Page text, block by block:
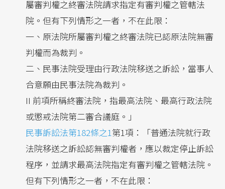
屬審判權之終審法院請求指定有審判權之管轄法
院。但有下列情形之一者，不在此限：
一、原法院所屬審判權之終審法院已認原法院無審
判權而為裁判。
二、民事法院受理由行政法院移送之訴訟，當事人
合意願由民事法院為裁判。
II 前項所稱終審法院，指最高法院、最高行政法院
或懲戒法院第二審合議庭。」
民事訴訟法第182條之1 第1項：「普通法院就行政
法院移送之訴訟認無審判權者，應以裁定停止訴訟
程序，並請求最高法院指定有審判權之管轄法院。
但有下列情形之一者，不在此限：